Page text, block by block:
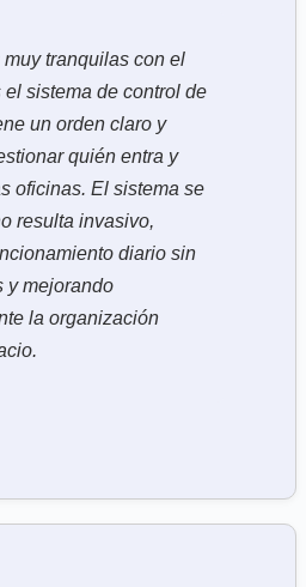
tranquilas con el
sistema de control de
un orden claro y
quién entra y
oficinas. El sistema se
resulta invasivo,
diario sin
y mejorando
la organización